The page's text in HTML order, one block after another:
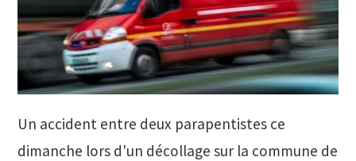
Un accident entre deux parapentistes ce
dimanche lors d'un décollage sur la commune de